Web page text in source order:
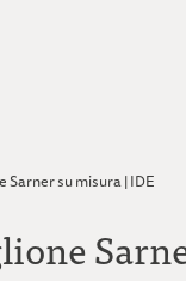
Sarner su misura | IDE